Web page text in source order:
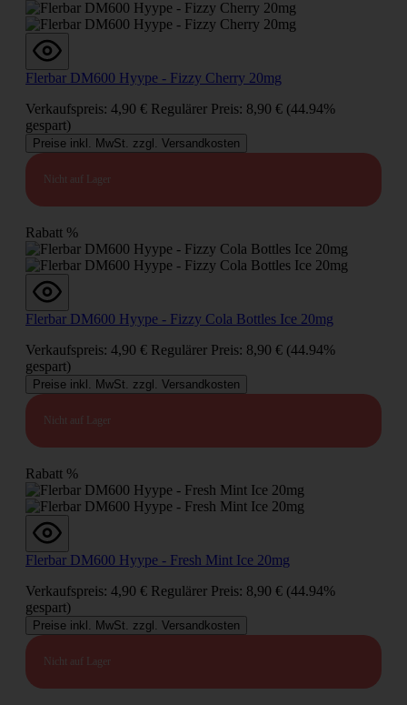
Flerbar DM600 Hyype - Fizzy Cherry 20mg
Verkaufspreis: 4,90 € Regulärer Preis: 8,90 € (44.94%
gespart)
Preise inkl. MwSt. zzgl. Versandkosten
Nicht auf Lager
Rabatt %
Flerbar DM600 Hyype - Fizzy Cola Bottles Ice 20mg
Verkaufspreis: 4,90 € Regulärer Preis: 8,90 € (44.94%
gespart)
Preise inkl. MwSt. zzgl. Versandkosten
Nicht auf Lager
Rabatt %
Flerbar DM600 Hyype - Fresh Mint Ice 20mg
Verkaufspreis: 4,90 € Regulärer Preis: 8,90 € (44.94%
gespart)
Preise inkl. MwSt. zzgl. Versandkosten
Nicht auf Lager